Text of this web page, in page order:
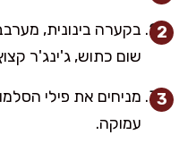
בקערה בינונית,
שום כתוש, ג'ינג'ר
מניחים את פילי
עמוקה.